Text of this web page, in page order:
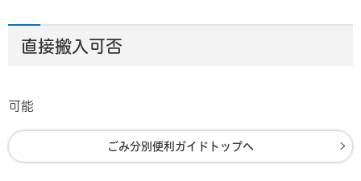
直接搬入可否
可能
ごみ分別便利ガイドトップへ